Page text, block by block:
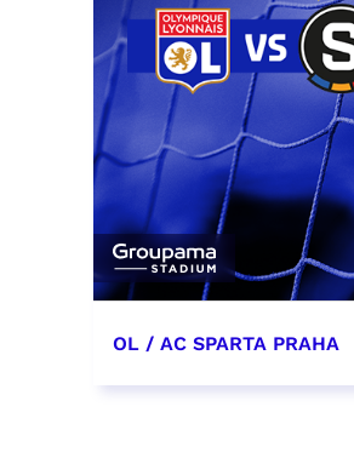
OL / AC SPARTA PRAHA